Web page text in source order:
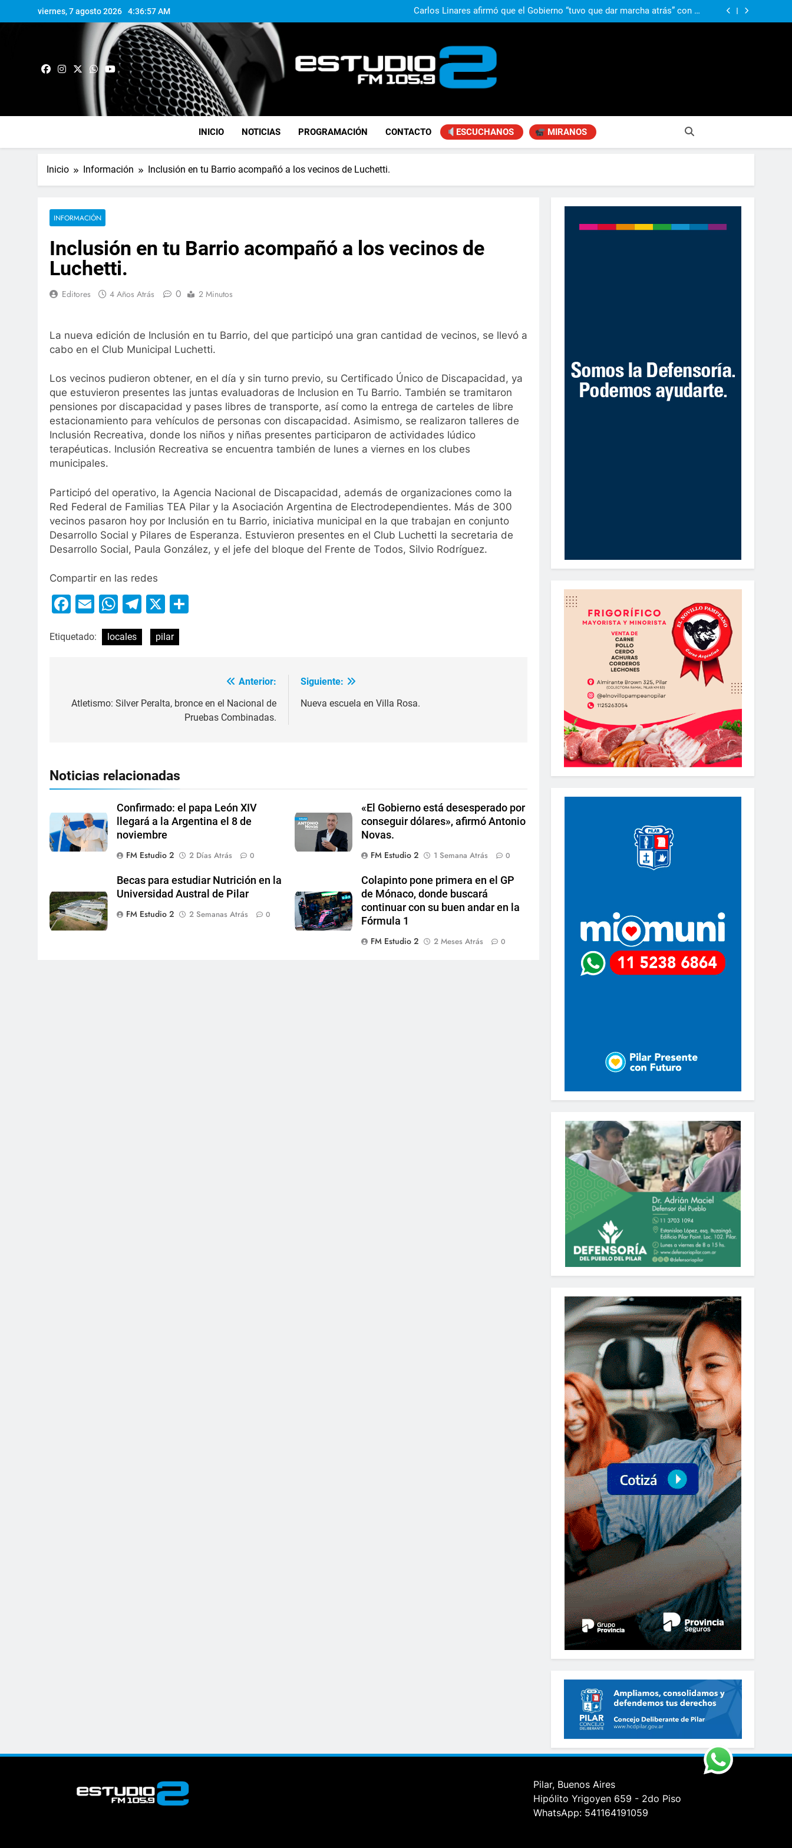
viernes, 7 agosto 2026 4:36:58 AM
muestra un problema que puede volver a generar déficit”
Carlos Linares afirmó que el Gobierno “tuvo que dar marcha atrás” con la
ley de tierras y advirtió un cambio de clima político entre los gobernadores
Paco Olveira cuestionó la visita de León XIV a la Argentina: “Hubiera
muestra un problema que puede volver a generar déficit”
Carlos Linares afirmó que el Gobierno “tuvo que dar marcha atrás” con la
ley de tierras y advirtió un cambio de clima político entre los gobernadores
Paco Olveira cuestionó la visita de León XIV a la Argentina: “Hubiera
FM Estudio 2
INICIO NOTICIAS PROGRAMACIÓN CONTACTO ESCUCHANOS MIRANOS
Inicio Información Inclusión en tu Barrio acompañó a los vecinos de Luchetti.
INFORMACIÓN
Inclusión en tu Barrio acompañó a los vecinos de
Luchetti.
Editores 4 Años Atrás 0 2 Minutos
La nueva edición de Inclusión en tu Barrio, del que participó una gran cantidad de vecinos, se llevó a
cabo en el Club Municipal Luchetti.
Los vecinos pudieron obtener, en el día y sin turno previo, su Certificado Único de Discapacidad, ya
que estuvieron presentes las juntas evaluadoras de Inclusion en Tu Barrio. También se tramitaron
pensiones por discapacidad y pases libres de transporte, así como la entrega de carteles de libre
estacionamiento para vehículos de personas con discapacidad. Asimismo, se realizaron talleres de
Inclusión Recreativa, donde los niños y niñas presentes participaron de actividades lúdico
terapéuticas. Inclusión Recreativa se encuentra también de lunes a viernes en los clubes
municipales.
Participó del operativo, la Agencia Nacional de Discapacidad, además de organizaciones como la
Red Federal de Familias TEA Pilar y la Asociación Argentina de Electrodependientes. Más de 300
vecinos pasaron hoy por Inclusión en tu Barrio, iniciativa municipal en la que trabajan en conjunto
Desarrollo Social y Pilares de Esperanza. Estuvieron presentes en el Club Luchetti la secretaria de
Desarrollo Social, Paula González, y el jefe del bloque del Frente de Todos, Silvio Rodríguez.
Compartir en las redes
Facebook
EmailWhatsApp
Telegram
X
Etiquetado: locales pilar
Anterior:
Atletismo: Silver Peralta, bronce en el Nacional de
Pruebas Combinadas.
Siguiente:
Nueva escuela en Villa Rosa.
Noticias relacionadas
Confirmado: el papa León XIV
llegará a la Argentina el 8 de
noviembre
FM Estudio 2
2 Días Atrás 0
«El Gobierno está desesperado por
conseguir dólares», afirmó Antonio
Novas.
FM Estudio 2
1 Semana Atrás 0
Becas para estudiar Nutrición en la
Universidad Austral de Pilar
FM Estudio 2
2 Semanas Atrás 0
Colapinto pone primera en el GP
de Mónaco, donde buscará
continuar con su buen andar en la
Fórmula 1
FM Estudio 2
2 Meses Atrás 0
Pilar, Buenos Aires
Hipólito Yrigoyen 659 - 2do Piso
WhatsApp: 541164191059